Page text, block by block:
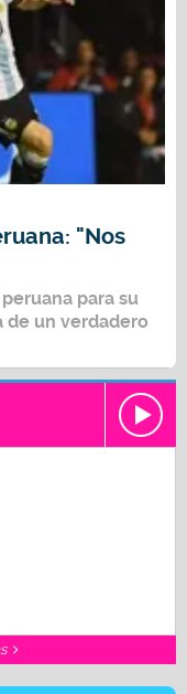
"Nos
para su
de un verdadero